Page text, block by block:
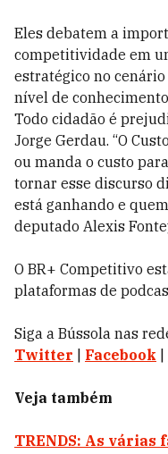
Eles debatem a
competitividade em
estratégico no
nível de
Todo cidadão é
Jorge Gerdau. “O
ou manda o custo
tornar esse discurso
está ganhando e
deputado Alexis
O BR+ Competitivo
plataformas de
Siga a Bússola nas
Twitter
Facebook
Veja também
TRENDS: As várias